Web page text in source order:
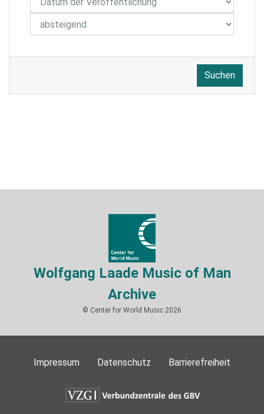
Suchen
Wolfgang Laade Music of Man
Archive
© Center for World Music 2026
Impressum Datenschutz Barrierefreiheit